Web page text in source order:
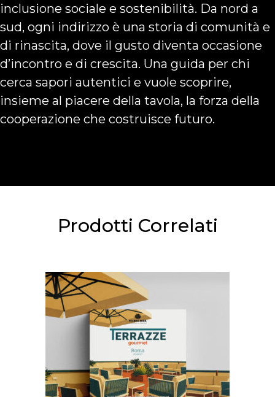
inclusione sociale e sostenibilità. Da nord a
sud, ogni indirizzo è una storia di comunità e
di rinascita, dove il gusto diventa occasione
d’incontro e di crescita. Una guida per chi
cerca sapori autentici e vuole scoprire,
insieme al piacere della tavola, la forza della
cooperazione che costruisce futuro.
Prodotti Correlati